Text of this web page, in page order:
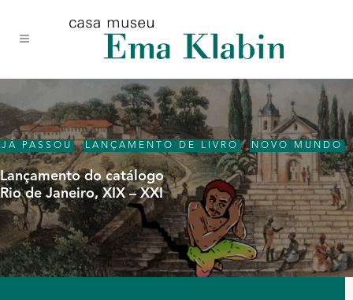
conteúdo
navegação
site
JÁ PASSOU , LANÇAMENTO DE LIVRO , NOVO MUNDO
Lançamento do catálogo
Rio de Janeiro, XIX – XXI